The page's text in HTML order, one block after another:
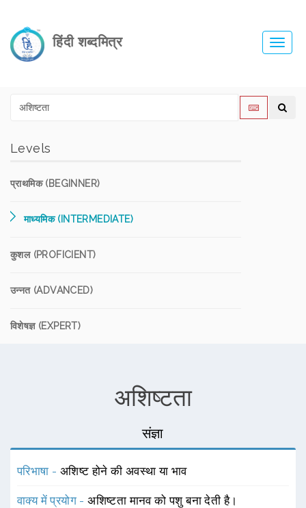
हिंदी शब्दमित्र
Levels
प्राथमिक (BEGINNER)
माध्यमिक (INTERMEDIATE)
कुशल (PROFICIENT)
उन्नत (ADVANCED)
विशेषज्ञ (EXPERT)
अशिष्टता
संज्ञा
परिभाषा - अशिष्ट होने की अवस्था या भाव
वाक्य में प्रयोग -अशिष्टता मानव को पशु बना देती है।